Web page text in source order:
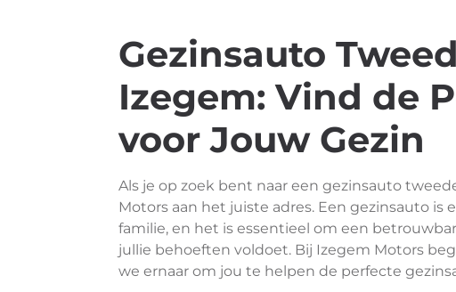
Gezinsauto
Izegem: Vind de
voor Jouw Gezin
Als je op zoek bent naar een gezinsauto
Motors aan het juiste adres. Een gezinsauto
familie, en het is essentieel om een
jullie behoeften voldoet. Bij Izegem Motors
we ernaar om jou te helpen de perfecte